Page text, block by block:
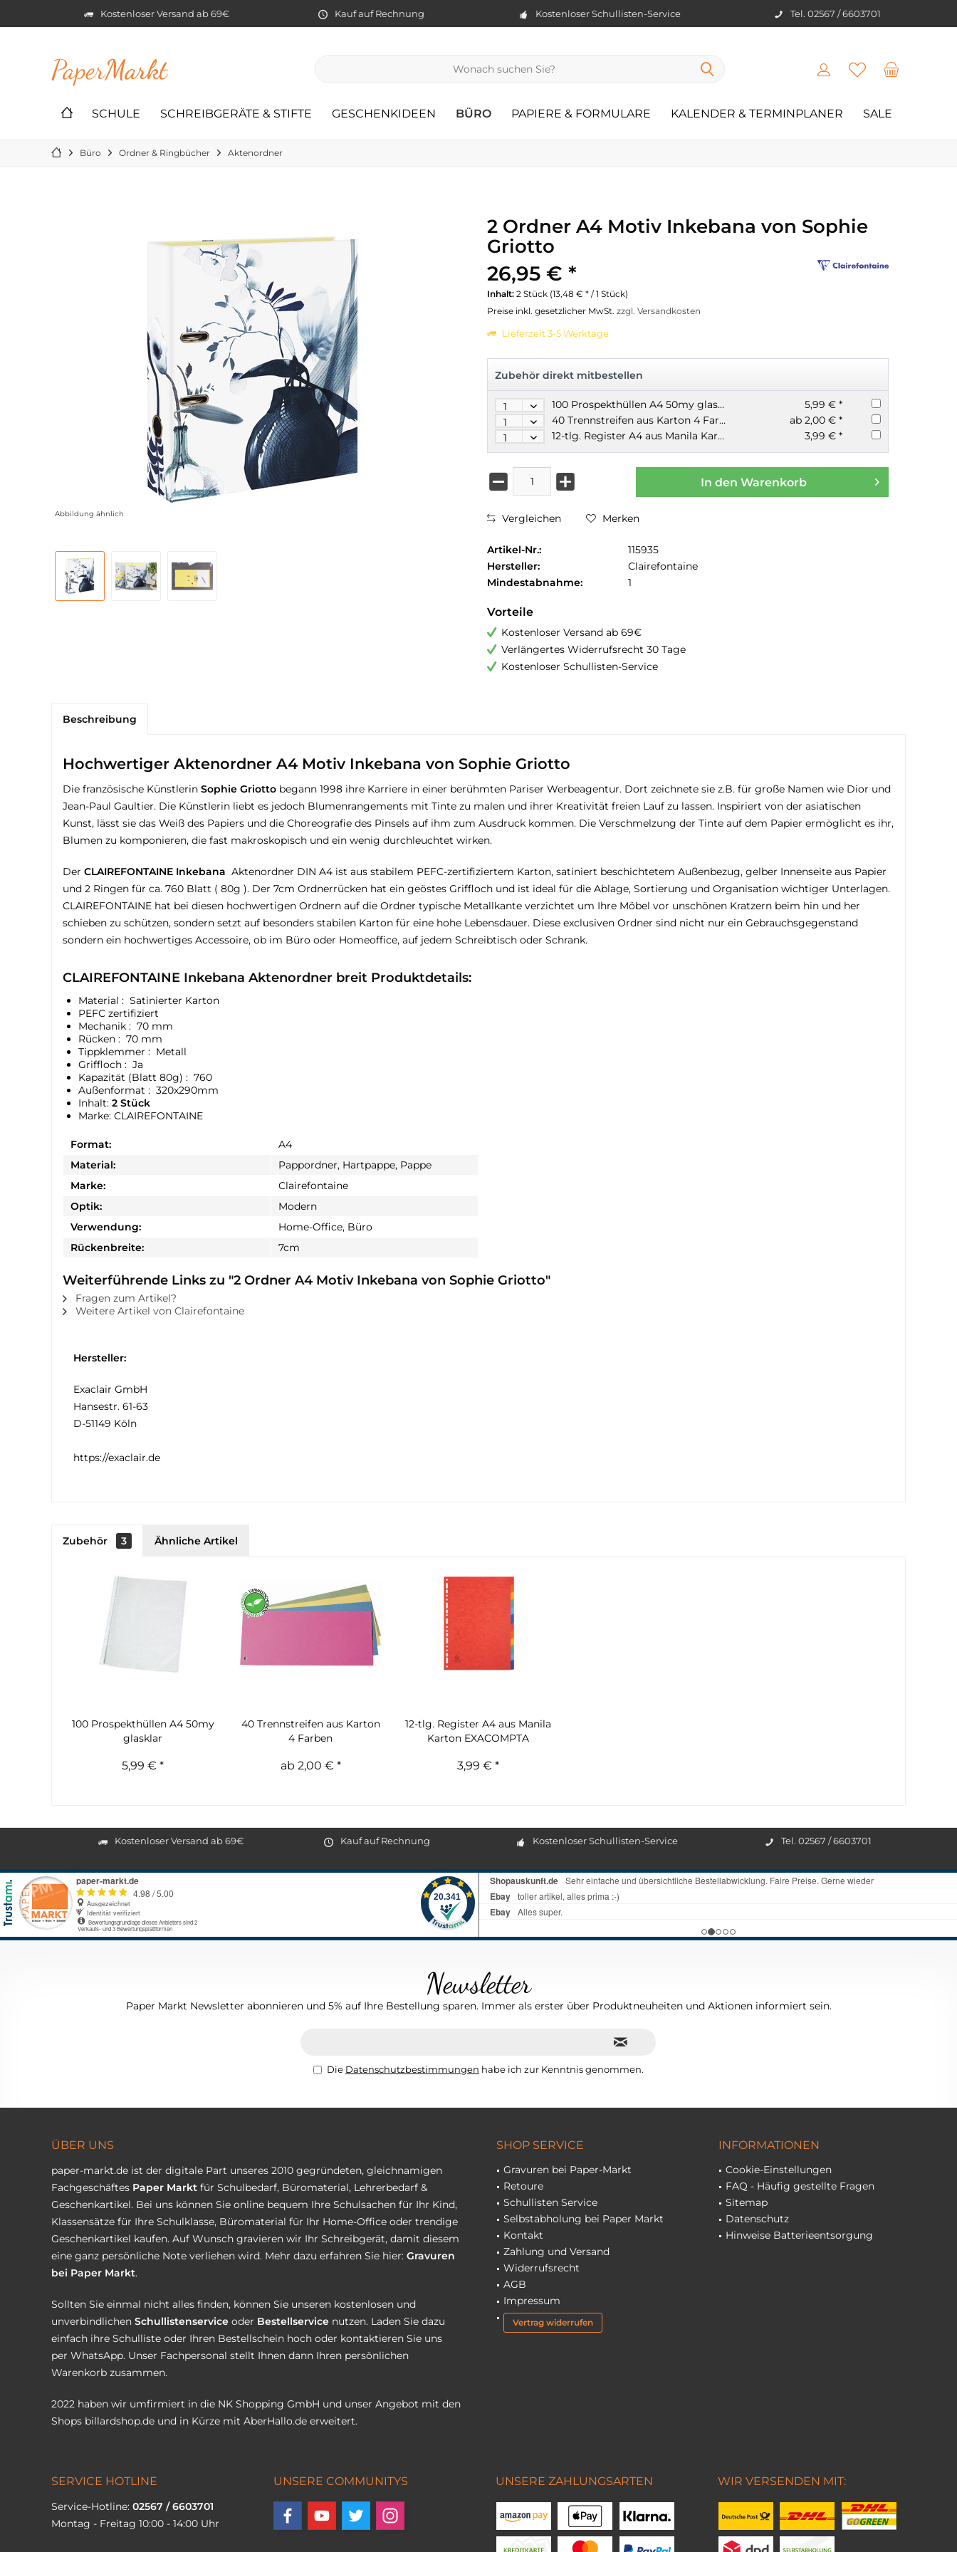
Kostenloser Versand ab 69€ Kauf auf Rechnung Kostenloser Schullisten-Service Tel. 02567 / 6603701
PaperMarkt
SCHULE SCHREIBGERÄTE & STIFTE GESCHENKIDEEN BÜRO PAPIERE & FORMULARE KALENDER & TERMINPLANER SALE
Büro Ordner & Ringbücher Aktenordner
Abbildung ähnlich
2 Ordner A4 Motiv Inkebana von Sophie
Griotto
26,95 € *
Inhalt: 2 Stück (13,48 € * / 1 Stück)
Preise inkl. gesetzlicher MwSt. zzgl. Versandkosten
Lieferzeit 3-5 Werktage
Zubehör direkt mitbestellen
100 Prospekthüllen A4 50my glasklar
5,99 € *
40 Trennstreifen aus Karton 4 Farben
ab 2,00 € *
12-tlg. Register A4 aus Manila Karton EXACOMPTA
3,99 € *
In den Warenkorb
Vergleichen Merken
Artikel-Nr.:
115935
Hersteller:
Clairefontaine
Mindestabnahme:
1
Vorteile
Kostenloser Versand ab 69€
Verlängertes Widerrufsrecht 30 Tage
Kostenloser Schullisten-Service
Beschreibung
Hochwertiger Aktenordner A4 Motiv Inkebana von Sophie Griotto
Die französische Künstlerin Sophie Griotto begann 1998 ihre Karriere in einer berühmten Pariser Werbeagentur. Dort zeichnete sie z.B. für große Namen wie Dior und
Jean-Paul Gaultier. Die Künstlerin liebt es jedoch Blumenrangements mit Tinte zu malen und ihrer Kreativität freien Lauf zu lassen. Inspiriert von der asiatischen
Kunst, lässt sie das Weiß des Papiers und die Choreografie des Pinsels auf ihm zum Ausdruck kommen. Die Verschmelzung der Tinte auf dem Papier ermöglicht es ihr,
Blumen zu komponieren, die fast makroskopisch und ein wenig durchleuchtet wirken.
Der CLAIREFONTAINE Inkebana Aktenordner DIN A4 ist aus stabilem PEFC-zertifiziertem Karton, satiniert beschichtetem Außenbezug, gelber Innenseite aus Papier
und 2 Ringen für ca. 760 Blatt ( 80g ). Der 7cm Ordnerrücken hat ein geöstes Griffloch und ist ideal für die Ablage, Sortierung und Organisation wichtiger Unterlagen.
CLAIREFONTAINE hat bei diesen hochwertigen Ordnern auf die Ordner typische Metallkante verzichtet um Ihre Möbel vor unschönen Kratzern beim hin und her
schieben zu schützen, sondern setzt auf besonders stabilen Karton für eine hohe Lebensdauer. Diese exclusiven Ordner sind nicht nur ein Gebrauchsgegenstand
sondern ein hochwertiges Accessoire, ob im Büro oder Homeoffice, auf jedem Schreibtisch oder Schrank.
CLAIREFONTAINE Inkebana Aktenordner breit Produktdetails:
Material : Satinierter Karton
PEFC zertifiziert
Mechanik : 70 mm
Rücken : 70 mm
Tippklemmer : Metall
Griffloch : Ja
Kapazität (Blatt 80g) : 760
Außenformat : 320x290mm
Inhalt: 2 Stück
Marke: CLAIREFONTAINE
Format:
A4
Material:
Pappordner, Hartpappe, Pappe
Marke:
Clairefontaine
Optik:
Modern
Verwendung:
Home-Office, Büro
Rückenbreite:
7cm
Weiterführende Links zu "2 Ordner A4 Motiv Inkebana von Sophie Griotto"
Fragen zum Artikel?
Weitere Artikel von Clairefontaine
Hersteller:
Exaclair GmbH
Hansestr. 61-63
D-51149 Köln
https://exaclair.de
Zubehör 3 Ähnliche Artikel
100 Prospekthüllen A4 50my
glasklar
5,99 € *
40 Trennstreifen aus Karton
4 Farben
ab 2,00 € *
12-tlg. Register A4 aus Manila
Karton EXACOMPTA
3,99 € *
Kostenloser Versand ab 69€ Kauf auf Rechnung Kostenloser Schullisten-Service Tel. 02567 / 6603701
Newsletter
Paper Markt Newsletter abonnieren und 5% auf Ihre Bestellung sparen. Immer als erster über Produktneuheiten und Aktionen informiert sein.
Die Datenschutzbestimmungen habe ich zur Kenntnis genommen.
ÜBER UNS
paper-markt.de ist der digitale Part unseres 2010 gegründeten, gleichnamigen
Fachgeschäftes Paper Markt für Schulbedarf, Büromaterial, Lehrerbedarf &
Geschenkartikel. Bei uns können Sie online bequem Ihre Schulsachen für Ihr Kind,
Klassensätze für Ihre Schulklasse, Büromaterial für Ihr Home-Office oder trendige
Geschenkartikel kaufen. Auf Wunsch gravieren wir Ihr Schreibgerät, damit diesem
eine ganz persönliche Note verliehen wird. Mehr dazu erfahren Sie hier: Gravuren
bei Paper Markt.
Sollten Sie einmal nicht alles finden, können Sie unseren kostenlosen und
unverbindlichen Schullistenservice oder Bestellservice nutzen. Laden Sie dazu
einfach ihre Schulliste oder Ihren Bestellschein hoch oder kontaktieren Sie uns
per WhatsApp. Unser Fachpersonal stellt Ihnen dann Ihren persönlichen
Warenkorb zusammen.
2022 haben wir umfirmiert in die NK Shopping GmbH und unser Angebot mit den
Shops billardshop.de und in Kürze mit AberHallo.de erweitert.
SHOP SERVICE
Gravuren bei Paper-Markt
Retoure
Schullisten Service
Selbstabholung bei Paper Markt
Kontakt
Zahlung und Versand
Widerrufsrecht
AGB
Impressum
Vertrag widerrufen
INFORMATIONEN
Cookie-Einstellungen
FAQ - Häufig gestellte Fragen
Sitemap
Datenschutz
Hinweise Batterieentsorgung
SERVICE HOTLINE
Service-Hotline: 02567 / 6603701
Montag - Freitag 10:00 - 14:00 Uhr
UNSERE COMMUNITYS UNSERE ZAHLUNGSARTEN WIR VERSENDEN MIT: